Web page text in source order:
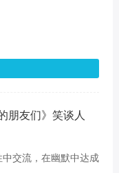
朋友们》笑谈人
交流，在幽默中达成